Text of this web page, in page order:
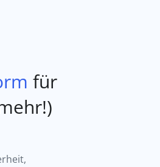
für